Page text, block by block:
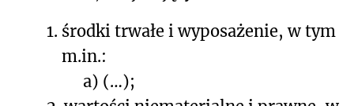
1. środki trwałe i wyposażenie, w tym
m.in.:
a) (…);